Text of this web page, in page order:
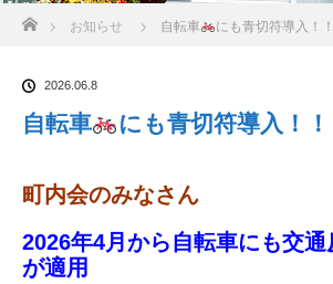
ホーム
お知らせ 自転車 にも青切符導入！！
2026.06.8
自転車 にも青切符導入！！
町内会のみなさん
2026年4月から自転車にも交
が適用